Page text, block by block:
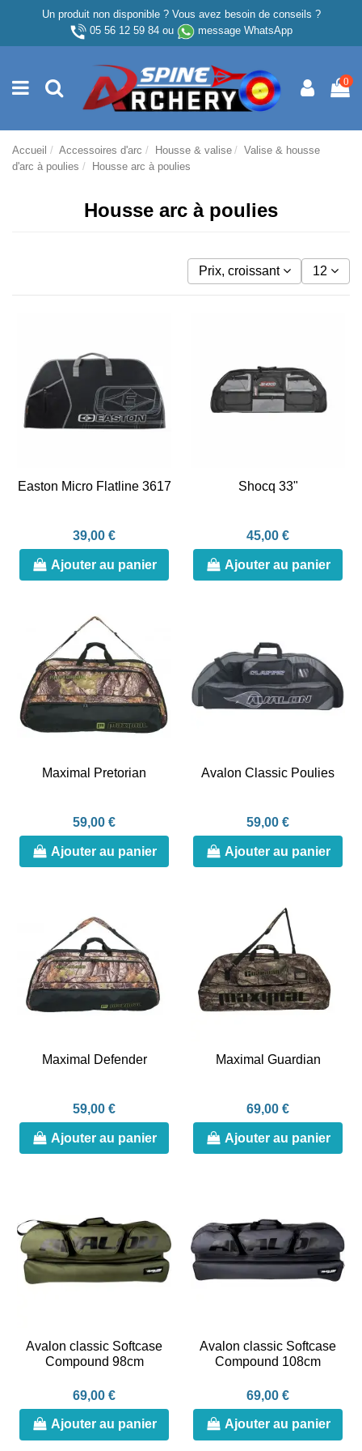
Un produit non disponible ? Vous avez besoin de conseils ?
05 56 12 59 84ou message WhatsApp
0
Accueil Accessoires d'arc Housse & valise
Valise & housse
d'arc à poulies
Housse arc à poulies
Housse arc à poulies
Prix, croissant 12
Easton Micro Flatline 3617
39,00 €
Ajouter au panier
Shocq 33"
45,00 €
Ajouter au panier
Maximal Pretorian
59,00 €
Ajouter au panier
Avalon Classic Poulies
59,00 €
Ajouter au panier
Maximal Defender
59,00 €
Ajouter au panier
Maximal Guardian
69,00 €
Ajouter au panier
Avalon classic Softcase
Compound 98cm
69,00 €
Ajouter au panier
Avalon classic Softcase
Compound 108cm
69,00 €
Ajouter au panier